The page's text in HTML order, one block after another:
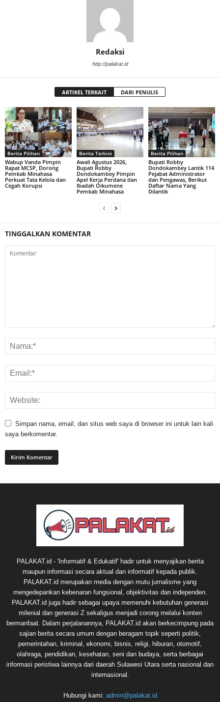
Redaksi
http://palakat.id
ARTIKEL TERKAIT DARI PENULIS
Berita Pilihan
Wabup Vanda Pimpin
Rapat MCSP, Dorong
Pemkab Minahasa
Perkuat Tata Kelola dan
Cegah Korupsi
Berita Terkini
Awali Agustus 2026,
Bupati Robby
Dondokambey Pimpin
Apel Kerja Perdana dan
Ibadah Oikumene
Pemkab Minahasa
Berita Pilihan
Bupati Robby
Dondokambey Lantik 114
Pejabat Administrator
dan Pengawas, Berikut
Daftar Nama Yang
Dilantik
TINGGALKAN KOMENTAR
Simpan nama, email, dan situs web saya di browser ini untuk lain kali
saya berkomentar.
PALAKAT.id - 'Informatif & Edukatif' hadir untuk menyajikan berita
maupun informasi secara aktual dan informatif kepada publik.
PALAKAT.id merupakan media dengan mutu jurnalisme yang
mengedepankan kebenaran fungsional, objektivitas dan independen.
PALAKAT.id juga hadir sebagai upaya memenuhi kebutuhan generasi
milenial dan generasi Z sekaligus menjadi corong melalui konten
bermanfaat. Dalam perjalanannya, PALAKAT.id akan berkecimpung pada
sajian berita secara umum dengan beragam topik seperti politik,
pemerintahan, kriminal, ekonomi, bisnis, religi, hiburan, otomotif,
olahraga, pendidikan, kesehatan, seni dan budaya, serta berbagai
informasi peristiwa lainnya dari daerah Sulawesi Utara serta nasional dan
internasional.
Hubungi kami: admin@palakat.id